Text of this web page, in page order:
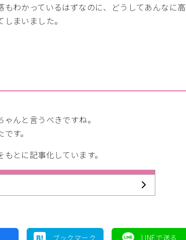
わかっているはずなのに、どうしてあんなに高
まいました。
んと言うべきですね。
す。
とに記事化しています。